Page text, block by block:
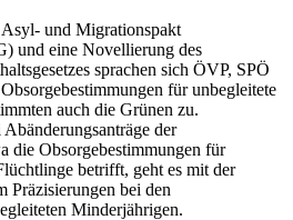
Asyl- und Migrationspakt
und eine Novellierung des
sprachen sich ÖVP, SPÖ
für unbegleitete
auch die Grünen zu.
der
die Obsorgebestimmungen für
betrifft, geht es mit der
Präzisierungen bei den
Minderjährigen.